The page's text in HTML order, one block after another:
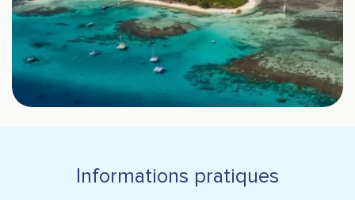
Informations pratiques